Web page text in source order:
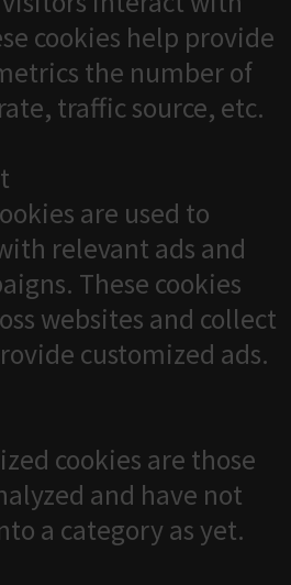
cookies help provide
the number of
traffic source, etc.
are used to
relevant ads and
These cookies
websites and collect
customized ads.
cookies are those
and have not
a category as yet.